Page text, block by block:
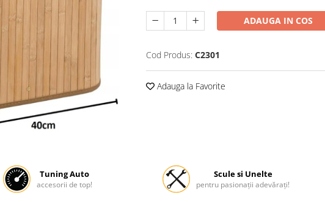
ADAUGA IN COS
Cod Produs: C2301
Adauga la Favorite
Tuning Auto
accesorii de top!
Scule si Unelte
pentru pasionații adevărați!